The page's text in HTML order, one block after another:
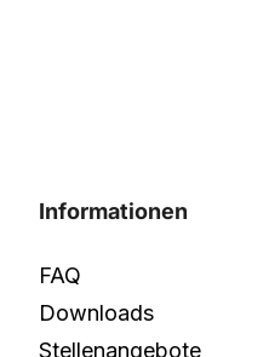
Informationen
FAQ
Downloads
Stellenangebote